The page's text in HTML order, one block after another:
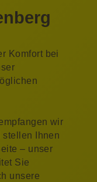
Komfort bei
wir
stellen Ihnen
– unser
Sie
unsere